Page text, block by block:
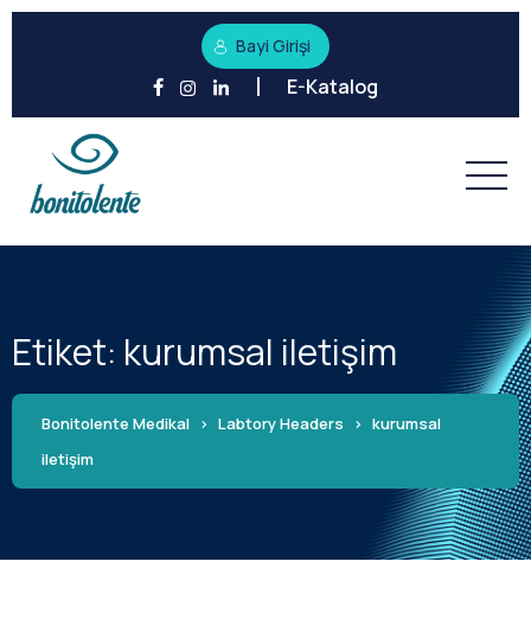
Bayi Girişi
E-Katalog
Etiket: kurumsal iletişim
Bonitolente Medikal > Labtory Headers > kurumsal
iletişim